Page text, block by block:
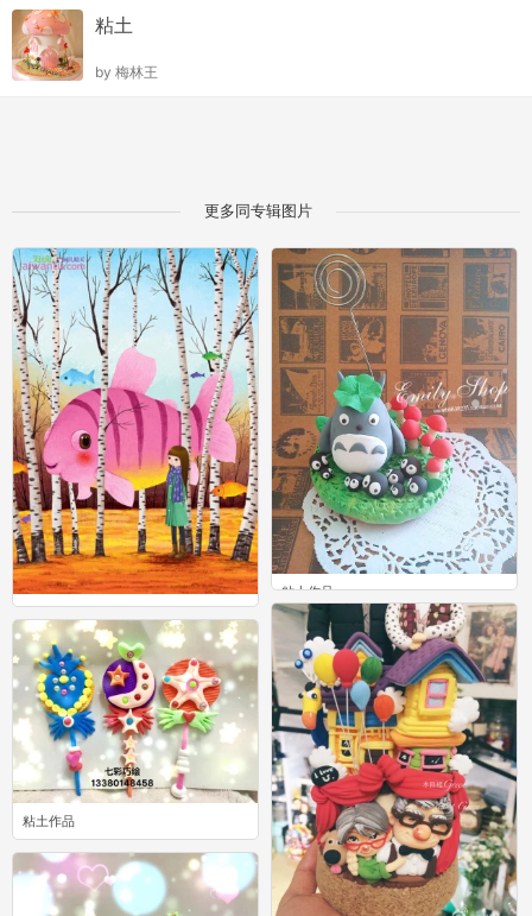
粘土
by 梅林王
更多同专辑图片
粘土作品
0
粘土作品
1
森林
2